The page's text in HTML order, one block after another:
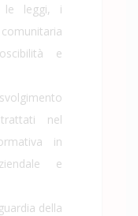
le leggi, i
e
nel
in
e
della